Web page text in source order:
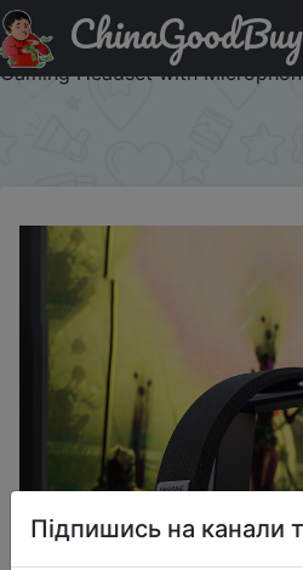
Придбати BINNUNE 2.4GHz
with Mic for PS5 PS4 PC Mac
Gaming Headset with
ChinaGoodBuy
Підпишись на канали